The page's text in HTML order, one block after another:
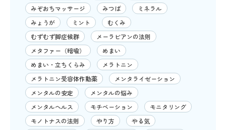
みぞおちマッサージ
みつば
ミネラル
みょうが
ミント
むくみ
むずむず脚症候群
メーラビアンの法則
メタファー（暗喩）
めまい
めまい・立ちくらみ
メラトニン
メラトニン受容体作動薬
メンタライゼーション
メンタルの安定
メンタルの悩み
メンタルヘルス
モチベーション
モニタリング
モノトナスの法則
やり方
やる気